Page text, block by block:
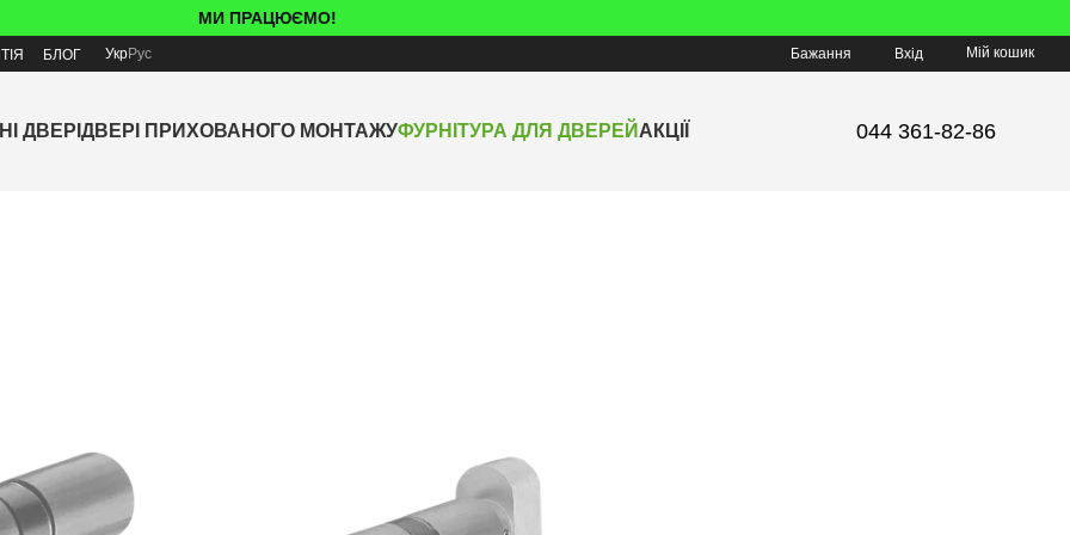
МИ ПРАЦЮЄМО!
БЛОГ УкрРус Бажання Вхід Мій кошик
ДВЕРІ ДВЕРІ ПРИХОВАНОГО МОНТАЖУФУРНІТУРА ДЛЯ ДВЕРЕЙ АКЦІЇ 044 361-82-86